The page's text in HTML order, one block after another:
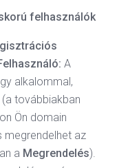
felhasználók
A
alkalommal,
továbbiakban
Ön domain
megrendelhet az
a Megrendelés).